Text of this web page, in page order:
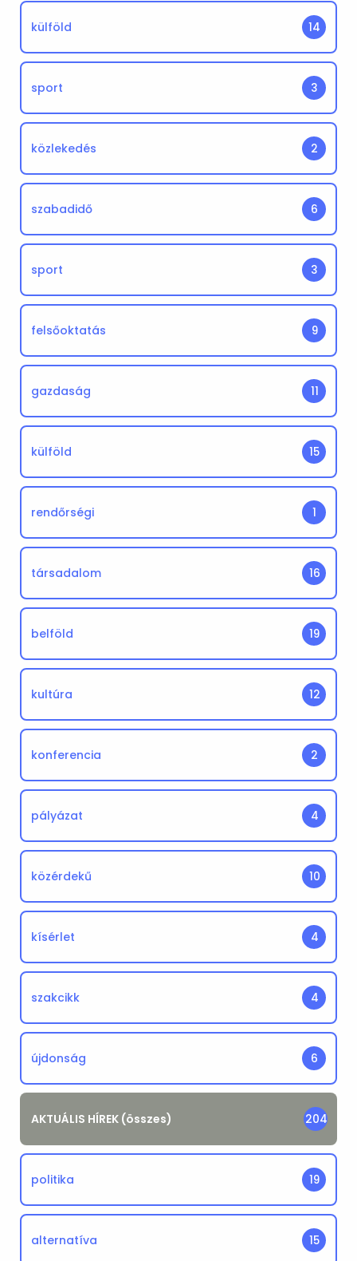
külföld 14
sport 3
közlekedés 2
szabadidő 6
sport 3
felsőoktatás 9
gazdaság 11
külföld 15
rendőrségi 1
társadalom 16
belföld 19
kultúra 12
konferencia 2
pályázat 4
közérdekű 10
kísérlet 4
szakcikk 4
újdonság 6
AKTUÁLIS HÍREK (összes) 204
politika 19
alternatíva 15